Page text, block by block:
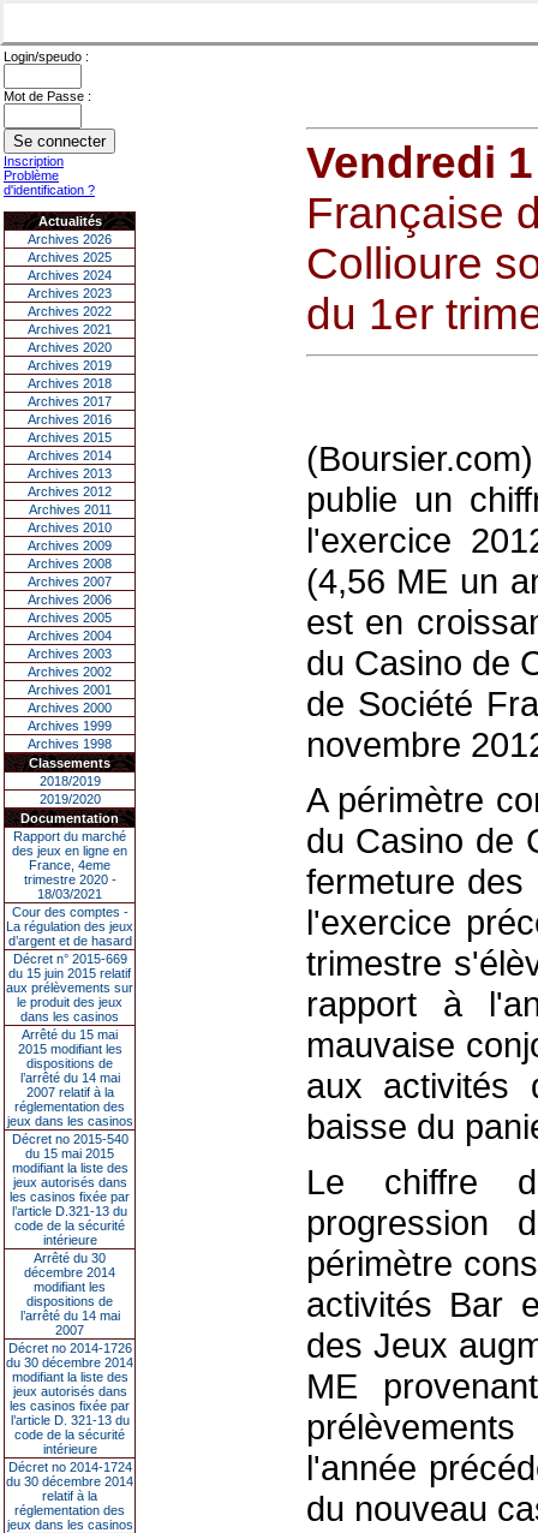
Login/speudo :
Mot de Passe :
Inscription
Problème
d'identification ?
Actualités
Archives 2026
Archives 2025
Archives 2024
Archives 2023
Archives 2022
Archives 2021
Archives 2020
Archives 2019
Archives 2018
Archives 2017
Archives 2016
Archives 2015
Archives 2014
Archives 2013
Archives 2012
Archives 2011
Archives 2010
Archives 2009
Archives 2008
Archives 2007
Archives 2006
Archives 2005
Archives 2004
Archives 2003
Archives 2002
Archives 2001
Archives 2000
Archives 1999
Archives 1998
Classements
2018/2019
2019/2020
Documentation
Rapport du marché
des jeux en ligne en
France, 4eme
trimestre 2020 -
18/03/2021
Cour des comptes -
La régulation des jeux
d’argent et de hasard
Décret n° 2015-669
du 15 juin 2015 relatif
aux prélèvements sur
le produit des jeux
dans les casinos
Arrêté du 15 mai
2015 modifiant les
dispositions de
l’arrêté du 14 mai
2007 relatif à la
réglementation des
jeux dans les casinos
Décret no 2015-540
du 15 mai 2015
modifiant la liste des
jeux autorisés dans
les casinos fixée par
l’article D.321-13 du
code de la sécurité
intérieure
Arrêté du 30
décembre 2014
modifiant les
dispositions de
l’arrêté du 14 mai
2007
Décret no 2014-1726
du 30 décembre 2014
modifiant la liste des
jeux autorisés dans
les casinos fixée par
l’article D. 321-13 du
code de la sécurité
intérieure
Décret no 2014-1724
du 30 décembre 2014
relatif à la
réglementation des
jeux dans les casinos
Vendredi
Française
Collioure
du 1er
publie un
l'exercice
(4,56 ME un
est en
du Casino de
de Société
novembre
A périmètre
du Casino de
fermeture
l'exercice
trimestre
rapport à
mauvaise
aux activités
baisse du
Le chiffre
périmètre
activités Bar
des Jeux
ME
l'année
du nouveau